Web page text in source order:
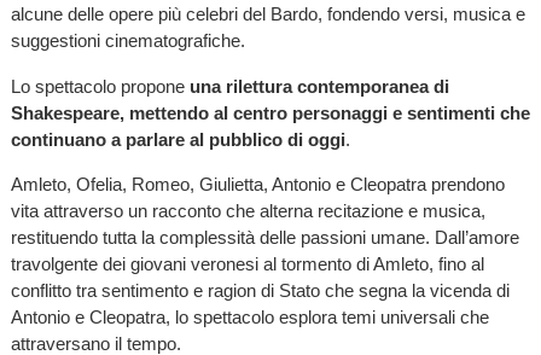
alcune delle opere più celebri del Bardo, fondendo versi, musica e
suggestioni cinematografiche.
Lo spettacolo propone una rilettura contemporanea di
Shakespeare, mettendo al centro personaggi e sentimenti che
continuano a parlare al pubblico di oggi.
Amleto, Ofelia, Romeo, Giulietta, Antonio e Cleopatra prendono
vita attraverso un racconto che alterna recitazione e musica,
restituendo tutta la complessità delle passioni umane. Dall’amore
travolgente dei giovani veronesi al tormento di Amleto, fino al
conflitto tra sentimento e ragion di Stato che segna la vicenda di
Antonio e Cleopatra, lo spettacolo esplora temi universali che
attraversano il tempo.